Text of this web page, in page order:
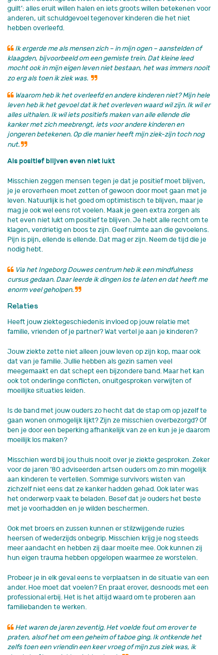
guilt’: alles eruit willen halen en iets groots willen betekenen voor
anderen, uit schuldgevoel tegenover kinderen die het niet
hebben overleefd.
Ik ergerde me als mensen zich – in mijn ogen – aanstelden of
klaagden, bijvoorbeeld om een gemiste trein. Dat kleine leed
mocht ook in mijn eigen leven niet bestaan, het was immers nooit
zo erg als toen ik ziek was.
Waarom heb ik het overleefd en andere kinderen niet? Mijn hele
leven heb ik het gevoel dat ik het overleven waard wil zijn. Ik wil er
alles uithalen. Ik wil iets positiefs maken van alle ellende die
kanker met zich meebrengt, iets voor andere kinderen en
jongeren betekenen. Op die manier heeft mijn ziek-zijn toch nog
nut.
Als positief blijven even niet lukt
Misschien zeggen mensen tegen je dat je positief moet blijven,
je je eroverheen moet zetten of gewoon door moet gaan met je
leven. Natuurlijk is het goed om optimistisch te blijven, maar je
mag je ook wel eens rot voelen. Maak je geen extra zorgen als
het even niet lukt om positief te blijven. Je hebt alle recht om te
klagen, verdrietig en boos te zijn. Geef ruimte aan die gevoelens.
Pijn is pijn, ellende is ellende. Dat mag er zijn. Neem de tijd die je
nodig hebt.
Via het Ingeborg Douwes centrum heb ik een mindfulness
cursus gedaan. Daar leerde ik dingen los te laten en dat heeft me
enorm veel geholpen.
Relaties
Heeft jouw ziektegeschiedenis invloed op jouw relatie met
familie, vrienden of je partner? Wat vertel je aan je kinderen?
Jouw ziekte zette niet alleen jouw leven op zijn kop, maar ook
dat van je familie. Jullie hebben als gezin samen veel
meegemaakt en dat schept een bijzondere band. Maar het kan
ook tot onderlinge conflicten, onuitgesproken verwijten of
moeilijke situaties leiden.
Is de band met jouw ouders zo hecht dat de stap om op jezelf te
gaan wonen onmogelijk lijkt? Zijn ze misschien overbezorgd? Of
ben je door een beperking afhankelijk van ze en kun je je daarom
moeilijk los maken?
Misschien werd bij jou thuis nooit over je ziekte gesproken. Zeker
voor de jaren ’80 adviseerden artsen ouders om zo min mogelijk
aan kinderen te vertellen. Sommige survivors wisten van
zichzelf niet eens dat ze kanker hadden gehad. Ook later was
het onderwerp vaak te beladen. Besef dat je ouders het beste
met je voorhadden en je wilden beschermen.
Ook met broers en zussen kunnen er stilzwijgende ruzies
heersen of wederzijds onbegrip. Misschien krijg je nog steeds
meer aandacht en hebben zij daar moeite mee. Ook kunnen zij
hun eigen trauma hebben opgelopen waarmee ze worstelen.
Probeer je in elk geval eens te verplaatsen in de situatie van een
ander. Hoe moet dat voelen? En praat erover, desnoods met een
professional erbij. Het is het altijd waard om te proberen aan
familiebanden te werken.
Het waren de jaren zeventig. Het voelde fout om erover te
praten, alsof het om een geheim of taboe ging. Ik ontkende het
zelfs toen een vriendin een keer vroeg of mijn zus ziek was, ik